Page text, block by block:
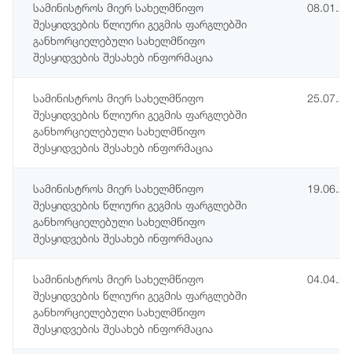
სამინისტროს მიერ სახელმწიფო
შესყიდვების წლიური გეგმის ფარგლებში
განხორციელებული სახელმწიფო
შესყიდვების შესახებ ინფორმაცია
სამინისტროს მიერ სახელმწიფო
შესყიდვების წლიური გეგმის ფარგლებში
განხორციელებული სახელმწიფო
შესყიდვების შესახებ ინფორმაცია
სამინისტროს მიერ სახელმწიფო
შესყიდვების წლიური გეგმის ფარგლებში
განხორციელებული სახელმწიფო
შესყიდვების შესახებ ინფორმაცია
სამინისტროს მიერ სახელმწიფო
შესყიდვების წლიური გეგმის ფარგლებში
განხორციელებული სახელმწიფო
შესყიდვების შესახებ ინფორმაცია